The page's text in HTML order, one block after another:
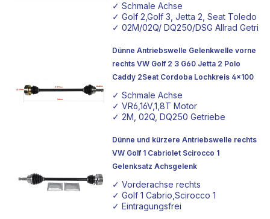
✓ Schmale Achse
✓ Golf 2,Golf 3, Jetta 2, Seat Toledo
✓ 02M/02Q/ DQ250/DSG Allrad
Dünne Antriebswelle Gelenkwelle vorne
rechts VW Golf 2 3 G60 Jetta 2 Polo
Caddy 2Seat Cordoba Lochkreis 4x100
✓ Schmale Achse
✓ VR6,16V,1,8T Motor
✓ 2M, 02Q, DQ250 Getriebe
Dünne und kürzere Antriebswelle rechts
VW Golf 1 Cabriolet Scirocco 1
Gelenksatz Achsgelenk
✓ Vorderachse rechts
✓ Golf 1 Cabrio,Scirocco 1
✓ Eintragungsfrei